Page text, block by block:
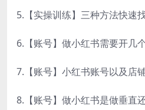
5.【实操训练】三种方法快速
6.【账号】做小红书需要开几
7.【账号】小红书账号以及店
8.【账号】做小红书是做垂直